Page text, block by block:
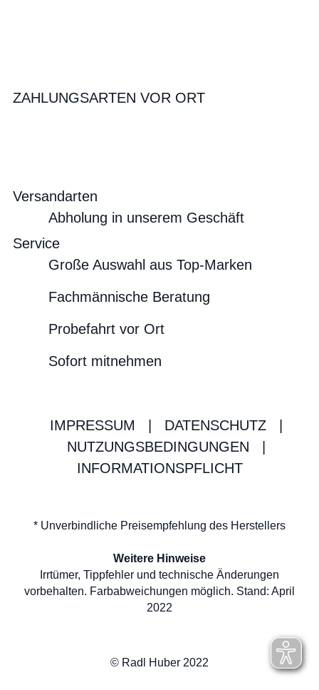
ZAHLUNGSARTEN VOR ORT
Versandarten
Abholung in unserem Geschäft
Service
Große Auswahl aus Top-Marken
Fachmännische Beratung
Probefahrt vor Ort
Sofort mitnehmen
IMPRESSUM DATENSCHUTZ
NUTZUNGSBEDINGUNGEN
INFORMATIONSPFLICHT
* Unverbindliche Preisempfehlung des Herstellers
Weitere Hinweise
Irrtümer, Tippfehler und technische Änderungen
vorbehalten. Farbabweichungen möglich. Stand: April
2022
© Radl Huber 2022